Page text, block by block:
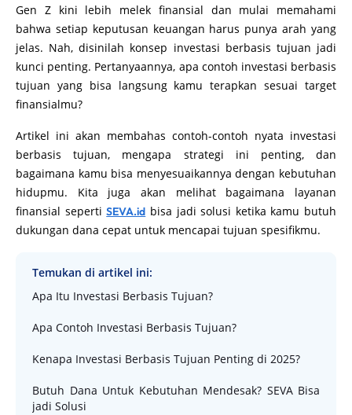
Gen Z kini lebih melek finansial dan mulai memahami
bahwa setiap keputusan keuangan harus punya arah yang
jelas. Nah, disinilah konsep investasi berbasis tujuan jadi
kunci penting. Pertanyaannya, apa contoh investasi berbasis
tujuan yang bisa langsung kamu terapkan sesuai target
finansialmu?
Artikel ini akan membahas contoh-contoh nyata investasi
berbasis tujuan, mengapa strategi ini penting, dan
bagaimana kamu bisa menyesuaikannya dengan kebutuhan
hidupmu. Kita juga akan melihat bagaimana layanan
finansial sepertiSEVA.id bisa jadi solusi ketika kamu butuh
dukungan dana cepat untuk mencapai tujuan spesifikmu.
Temukan di artikel ini:
Apa Itu Investasi Berbasis Tujuan?
Apa Contoh Investasi Berbasis Tujuan?
Kenapa Investasi Berbasis Tujuan Penting di 2025?
Butuh Dana Untuk Kebutuhan Mendesak? SEVA Bisa
jadi Solusi